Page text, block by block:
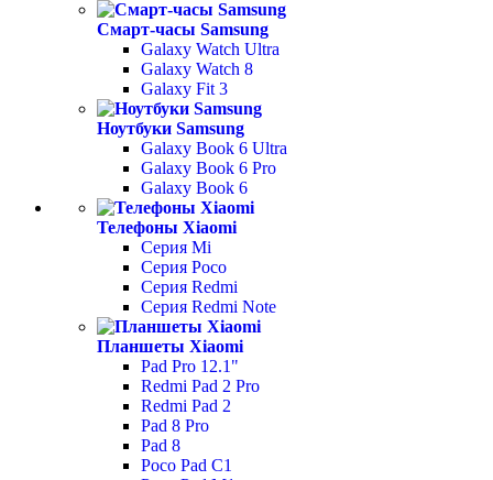
Смарт-часы Samsung
Galaxy Watch Ultra
Galaxy Watch 8
Galaxy Fit 3
Ноутбуки Samsung
Galaxy Book 6 Ultra
Galaxy Book 6 Pro
Galaxy Book 6
Телефоны Xiaomi
Серия Mi
Серия Poco
Серия Redmi
Серия Redmi Note
Планшеты Xiaomi
Pad Pro 12.1"
Redmi Pad 2 Pro
Redmi Pad 2
Pad 8 Pro
Pad 8
Poco Pad С1